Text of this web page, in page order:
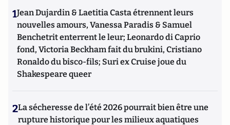
1Jean Dujardin & Laetitia Casta étrennent leurs
nouvelles amours, Vanessa Paradis & Samuel
Benchetrit enterrent le leur; Leonardo di Caprio
fond, Victoria Beckham fait du brukini, Cristiano
Ronaldo du bisco-fils; Suri ex Cruise joue du
Shakespeare queer
2La sécheresse de l’été 2026 pourrait bien être une
rupture historique pour les milieux aquatiques